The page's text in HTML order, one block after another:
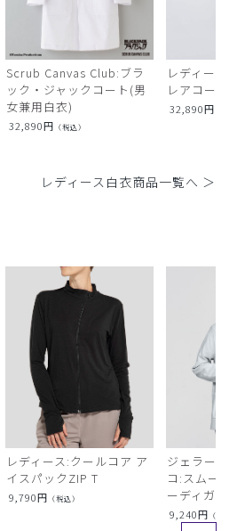
Scrub Canvas Club:ブラ
ック・ジャックコート(男
女兼用白衣)
32,890円 （税込）
レディー
レアコート
32,890円
レディース白衣商品一覧へ ＞
レディース:クールコア ア
イスパックZIP T
9,790円 （税込）
ジェラー
コ:スムー
ーディガン
9,240円 （税